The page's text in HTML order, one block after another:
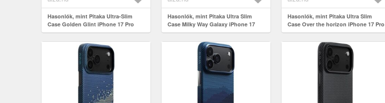
Hasonlók, mint Pitaka Ultra-Slim
Case Golden Glint iPhone 17 Pro
Max tok
Hasonlók, mint Pitaka Ultra Slim
Case Milky Way Galaxy iPhone 17
Pro tok
Hasonlók, mint Pitaka Ultra Slim
Case Over the horizon iPhone 17 Pro
tok